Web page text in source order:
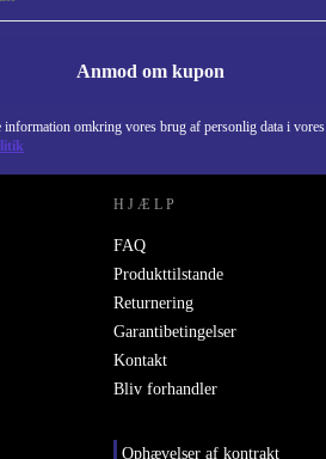
Anmod om kupon
omkring vores brug af personlig data i vores
Du kan finde
NEW.
HJÆLP
FAQ
Produkttilstande
Returnering
Garantibetingelser
Kontakt
Bliv forhandler
Ophævelser af kontrakt